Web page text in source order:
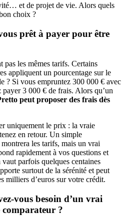
et de projet de vie. Alors quels
choix ?
prêt à payer pour être
pas les mêmes tarifs. Certains
appliquent un pourcentage sur le
? Si vous empruntez 300 000 € avec
3 000 € de frais. Alors qu’un
peut proposer des frais dès
uniquement le prix : la vraie
en retour. Un simple
les tarifs, mais un vrai
rapidement à vos questions et
parfois quelques centaines
surtout de la sérénité et peut
milliers d’euros sur votre crédit.
vous besoin d’un vrai
comparateur ?